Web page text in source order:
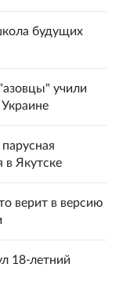
будущих
учили
в Якутске
верит в версию
18-летний